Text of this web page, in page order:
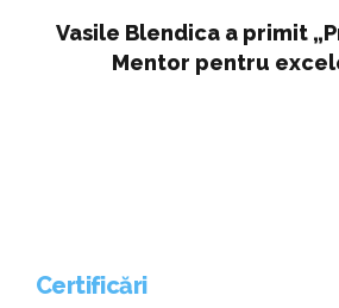
Comunicare la cel
Vasile Blendica a primit
Mentor pentru
Certificări